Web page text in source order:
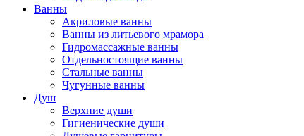
Ванны
Акриловые ванны
Ванны из литьевого мрамора
Гидромассажные ванны
Отдельностоящие ванны
Стальные ванны
Чугунные ванны
Душ
Верхние души
Гигиенические души